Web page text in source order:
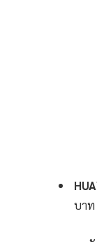
บาท